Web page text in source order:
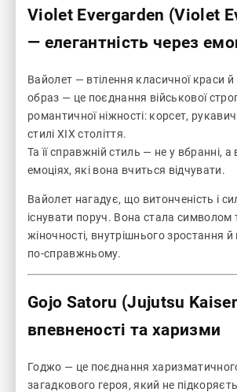
Violet Evergarden (Violet
— елегантність через
Вайолет — втілення класичної краси й
образ — це поєднання військової
романтичної ніжності: корсет,
стилі XIX століття.
Та її справжній стиль — не у вбранні, а
емоціях, які вона вчиться відчувати.
Вайолет нагадує, що витонченість і
існувати поруч. Вона стала символом
жіночності, внутрішнього зростання
по-справжньому.
Gojo Satoru (Jujutsu
впевненості та харизми
Годжо — це поєднання
загадкового героя, який не